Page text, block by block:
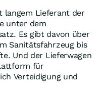
langem Lieferant der
unter dem
Es gibt davon über
Sanitätsfahrzeug bis
Und der Lieferwagen
für
Verteidigung und